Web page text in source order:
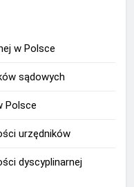
w Polsce
sądowych
Polsce
urzędników
dyscyplinarnej